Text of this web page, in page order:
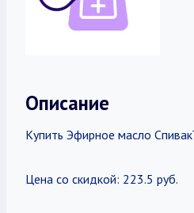
Описание
Купить Эфирное масло
Цена со скидкой: 223.5 руб.